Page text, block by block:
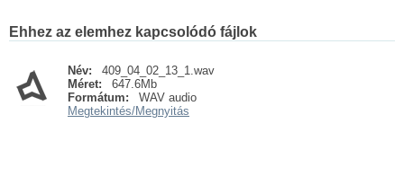
Ehhez az elemhez kapcsolódó fájlok
Név:
409_04_02_13_1.wav
Méret:
647.6Mb
Formátum:
WAV audio
Megtekintés/Megnyitás